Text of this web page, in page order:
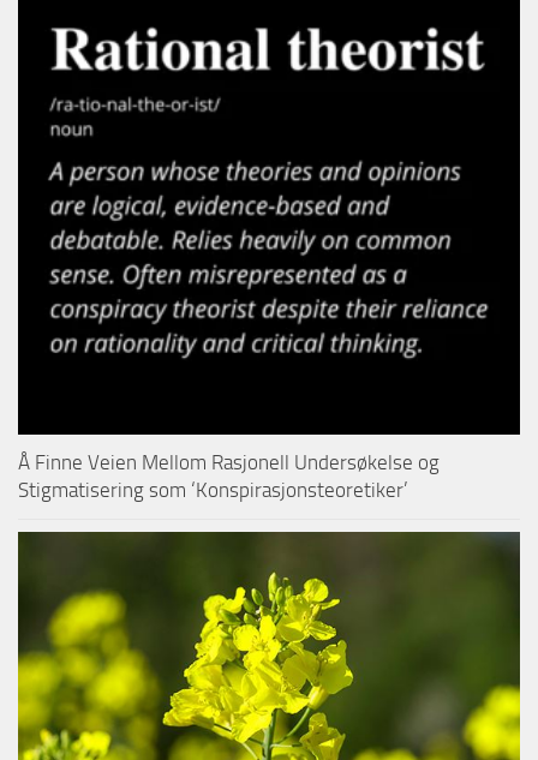
Å Finne Veien Mellom Rasjonell Undersøkelse og
Stigmatisering som ‘Konspirasjonsteoretiker’